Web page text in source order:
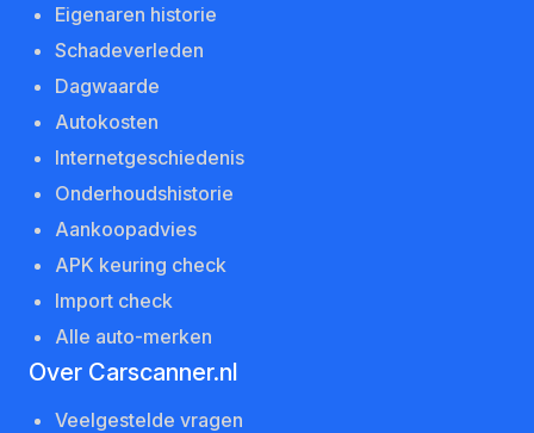
Eigenaren historie
Schadeverleden
Dagwaarde
Autokosten
Internetgeschiedenis
Onderhoudshistorie
Aankoopadvies
APK keuring check
Import check
Alle auto-merken
Over Carscanner.nl
Veelgestelde vragen